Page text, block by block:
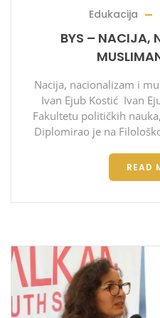
Edukacija
BYS – NACIJA,
Nacija, nacionalizam i
Ivan Ejub Kostić Ivan
Fakultetu političkih
Diplomirao je na
READ